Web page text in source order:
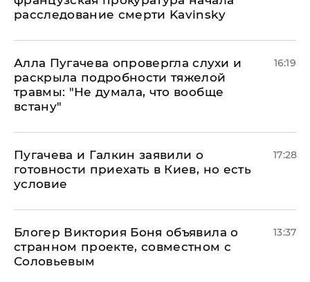
расследование смерти Kavinsky
Алла Пугачева опровергла слухи и
раскрыла подробности тяжелой
травмы: "Не думала, что вообще
встану"
16:19
Пугачева и Галкин заявили о
готовности приехать в Киев, но есть
условие
17:28
Блогер Виктория Боня объявила о
странном проекте, совместном с
Соловьевым
13:37